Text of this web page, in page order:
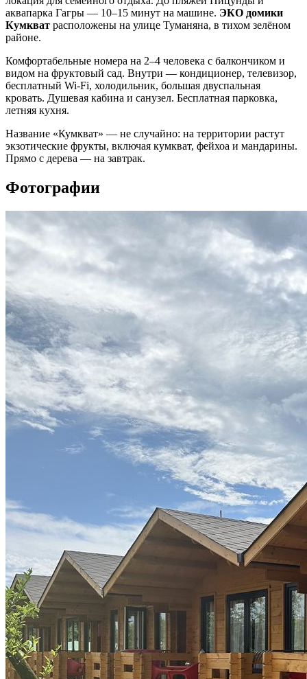
аквапарка Гагры — 10–15 минут на машине. ЭКО домики
Кумкват расположены на улице Туманяна, в тихом зелёном
районе.
Комфортабельные номера на 2–4 человека с балкончиком и
видом на фруктовый сад. Внутри — кондиционер, телевизор,
бесплатный Wi-Fi, холодильник, большая двуспальная
кровать. Душевая кабина и санузел. Бесплатная парковка,
летняя кухня.
Название «Кумкват» — не случайно: на территории растут
экзотические фрукты, включая кумкват, фейхоа и мандарины.
Прямо с дерева — на завтрак.
Фотографии